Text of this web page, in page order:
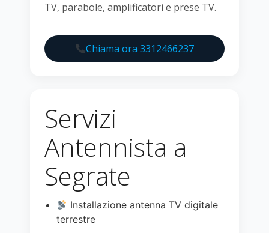
TV, parabole, amplificatori e prese TV.
Chiama ora 3312466237
Servizi
Antennista a
Segrate
Installazione antenna TV digitale
terrestre